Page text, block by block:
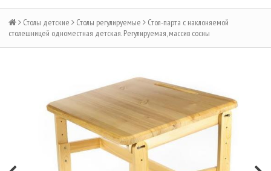
Столы детские Столы регулируемые
Стол-парта с наклоняемой
столешницей одноместная детская. Регулируемая, массив сосны